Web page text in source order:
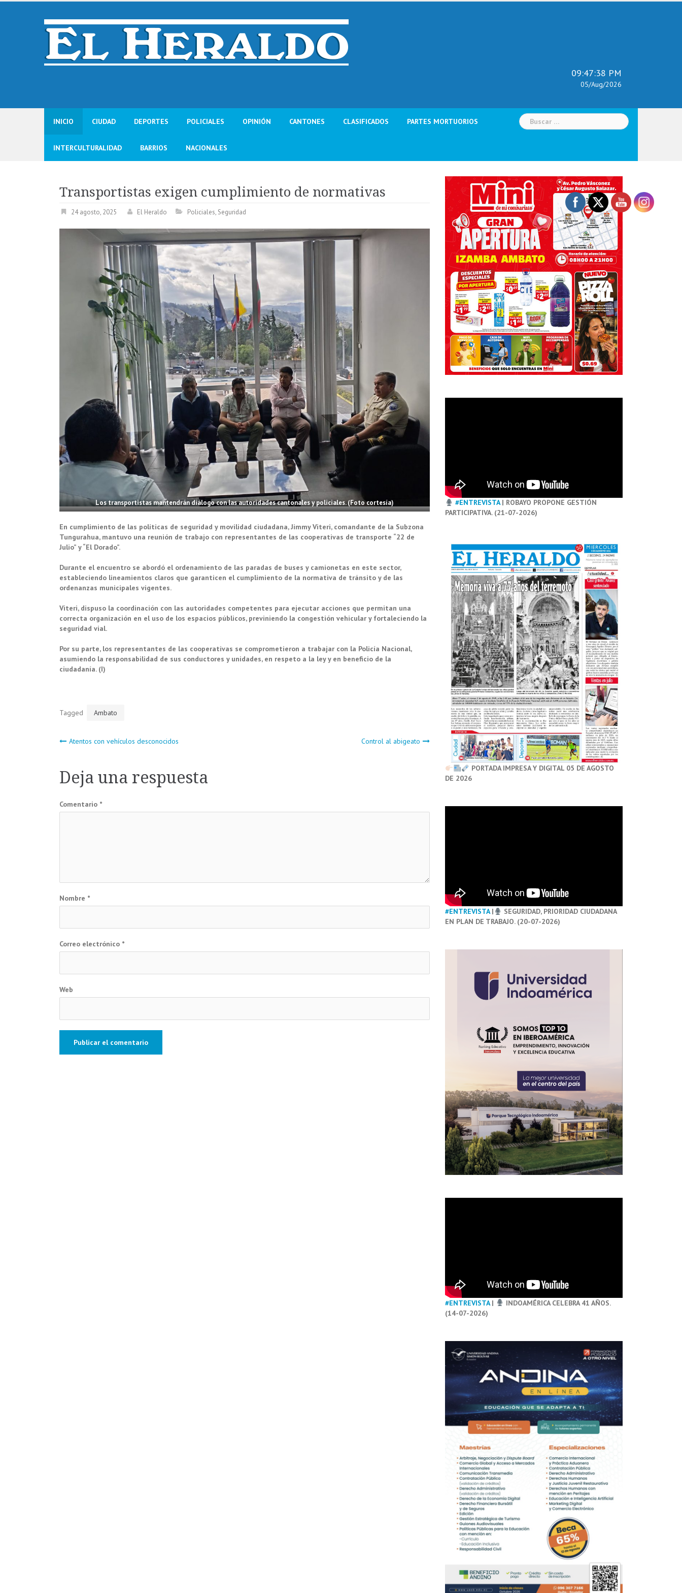
Skip
09:47:39 PM
05/Aug/2026
INICIO CIUDAD DEPORTES POLICIALES OPINIÓN CANTONES CLASIFICADOS PARTES MORTUORIOS
INTERCULTURALIDAD BARRIOS NACIONALES
Buscar:
Transportistas exigen cumplimiento de normativas
24 agosto, 2025 El Heraldo Policiales, Seguridad
Los transportistas mantendrán diálogo con las autoridades cantonales y policiales. (Foto cortesía)
En cumplimiento de las políticas de seguridad y movilidad ciudadana, Jimmy Viteri, comandante de la Subzona
Tungurahua, mantuvo una reunión de trabajo con representantes de las cooperativas de transporte “22 de
Julio” y “El Dorado”.
Durante el encuentro se abordó el ordenamiento de las paradas de buses y camionetas en este sector,
estableciendo lineamientos claros que garanticen el cumplimiento de la normativa de tránsito y de las
ordenanzas municipales vigentes.
Viteri, dispuso la coordinación con las autoridades competentes para ejecutar acciones que permitan una
correcta organización en el uso de los espacios públicos, previniendo la congestión vehicular y fortaleciendo la
seguridad vial.
Por su parte, los representantes de las cooperativas se comprometieron a trabajar con la Policía Nacional,
asumiendo la responsabilidad de sus conductores y unidades, en respeto a la ley y en beneficio de la
ciudadanía. (I)
Tagged Ambato
Navegación
de
entradas
Atentos con vehículos desconocidos Control al abigeato
Deja una respuesta
Comentario *
Nombre *
Correo electrónico *
Web
#ENTREVISTA| ROBAYO PROPONE GESTIÓN
PARTICIPATIVA. (21-07-2026)
PORTADA IMPRESA Y DIGITAL 05 DE AGOSTO
DE 2026
#ENTREVISTA|
SEGURIDAD, PRIORIDAD CIUDADANA
EN PLAN DE TRABAJO. (20-07-2026)
#ENTREVISTA|
INDOAMÉRICA CELEBRA 41 AÑOS.
(14-07-2026)